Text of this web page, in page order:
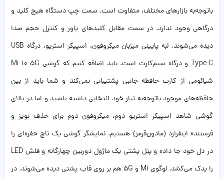
باتوجه‌به بازارهای مختلف، متفاوت است. سمت چپ دستگاه هیچ کلید و
درگاهی وجود ندارد. در سمت مقابل کلیدهای پاور و کنترل حجم صدا
دیده می‌شوند. لبه پایینی میزبان میکروفون، اسپیکر استریو، درگاه USB
Type-C و درگاه سیم‌کارت است. باید اضافه کنیم که گوشی Mi 10 5G
شیائومی از کارت حافظه جانبی پشتیبانی نمی‌کند و شما باید از بین
حافظه‌های موجود باتوجه‌به نیاز خود انتخابی داشته باشید و اما در بالای
گوشی شاهد اسپیکر استریو دوم، میکروفون دوم برای حذف نویز و
فرستنده اینفرارد (مادون‌قرمز) هستیم. نمایشگر گوشی یک ناچ حفره‌ای را
در دل خود جا داده و پنل پشتی یک ماژول دوربین چهارگانه و فلش LED
را یدک می‌کشد. لوگوی Mi و 5G هم بر روی قاب پشتی دیده می‌شوند. در